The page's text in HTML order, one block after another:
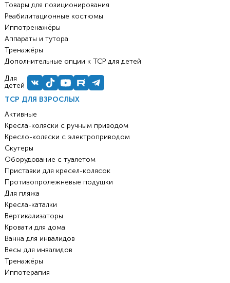
ТСР ДЛЯ ВЗРОСЛЫХ
Активные
Кресла-коляски с ручным приводом
Кресло-коляски с электроприводом
Скутеры
Оборудование с туалетом
Приставки для кресел-колясок
Противопролежневые подушки
Для пляжа
Кресла-каталки
Вертикализаторы
Кровати для дома
Ванна для инвалидов
Весы для инвалидов
Тренажёры
Иппотерапия
Товары для позиционирования
Реабилитационные костюмы
Иппотренажёры
Аппараты и тутора
Тренажёры
Дополнительные опции к ТСР для детей
Для
детей